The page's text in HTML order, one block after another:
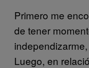
Primero me
de tener
Luego, en